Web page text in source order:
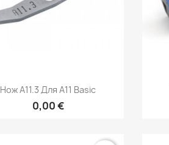
Быстрый просмотр
Нож A11.3 Для A11 Basic
0,00 €